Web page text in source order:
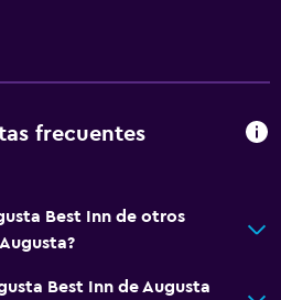
frecuentes
Best Inn de otros
Best Inn de Augusta